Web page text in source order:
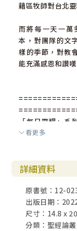
藉區牧師對台北
而將每一天一萬
本，對團隊的文
樣的季節，對教
能充滿感恩和讚
「每日靈糧」
寫的一本靈修讀經
1)每日選取一小
2)內容強調生命
3)適合與團契、
個人靈修、小
點，果效尤佳。
看更多
詳細資料
原書號：12-
出版日期：
尺寸：14.8 x
分類：聖經論